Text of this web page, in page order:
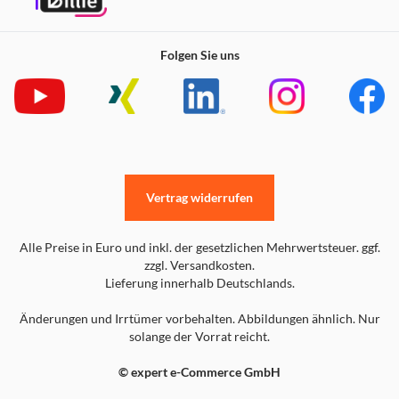
lange Sessions, ohne dein Headset mittendrin aufladen zu
Die stabile 2,4-GHz-Wireless-Verbindung liefert einen
unglaublich satten Klang – ganz ohne Kabel. Genieße ohne
Dank der Audio-Bedienelemente direkt am Headset musst
du dich nicht durch einen Wust aus Menüs kämpfen, nur
Folgen Sie uns
Alle Preise in Euro und inkl. der gesetzlichen Mehrwertsteuer. ggf.
zzgl. Versandkosten.
Lieferung innerhalb Deutschlands.
Änderungen und Irrtümer vorbehalten. Abbildungen ähnlich. Nur
solange der Vorrat reicht.
© expert e-Commerce GmbH
Vertrag widerrufen